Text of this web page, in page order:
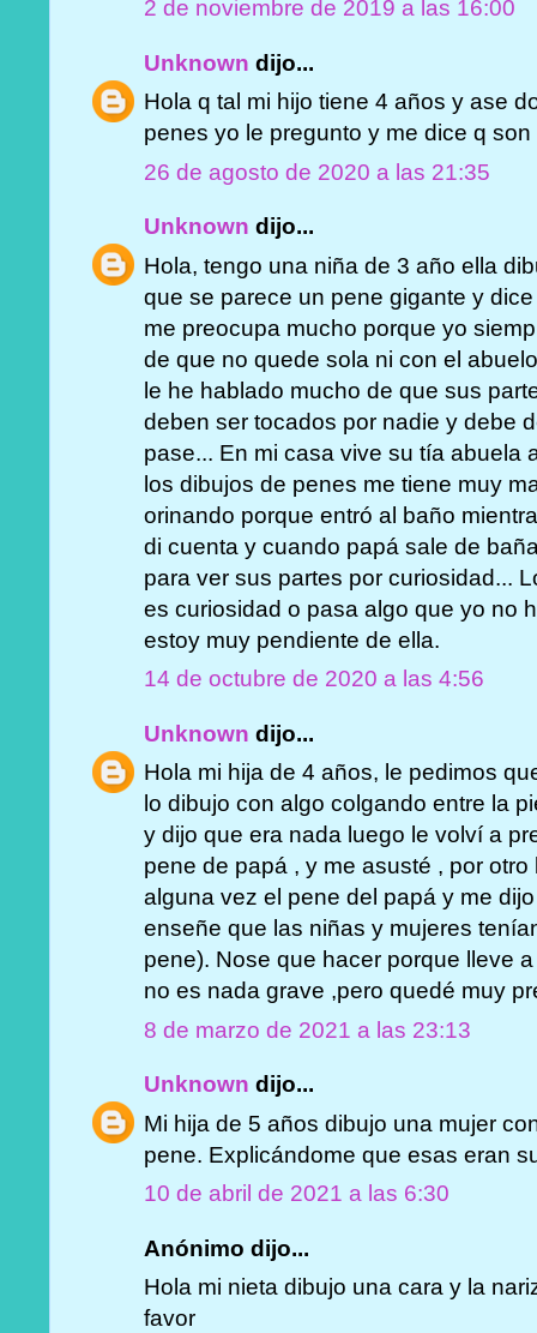
2 de noviembre de 2019 a las 16:00
Unknown dijo...
Hola q tal mi hijo tiene 4 años y ase
penes yo le pregunto y me dice q
26 de agosto de 2020 a las 21:35
Unknown dijo...
Hola, tengo una niña de 3 año ella
que se parece un pene gigante y
me preocupa mucho porque yo
de que no quede sola ni con el
le he hablado mucho de que sus
deben ser tocados por nadie y debe
pase... En mi casa vive su tía abuela
los dibujos de penes me tiene muy
orinando porque entró al baño
di cuenta y cuando papá sale de
para ver sus partes por curiosidad...
es curiosidad o pasa algo que yo no
estoy muy pendiente de ella.
14 de octubre de 2020 a las 4:56
Unknown dijo...
Hola mi hija de 4 años, le pedimos
lo dibujo con algo colgando entre la
y dijo que era nada luego le volví a
pene de papá , y me asusté , por
alguna vez el pene del papá y me
enseñe que las niñas y mujeres
pene). Nose que hacer porque lleve
no es nada grave ,pero quedé muy
8 de marzo de 2021 a las 23:13
Unknown dijo...
Mi hija de 5 años dibujo una mujer
pene. Explicándome que esas eran
10 de abril de 2021 a las 6:30
Anónimo dijo...
Hola mi nieta dibujo una cara y la
favor